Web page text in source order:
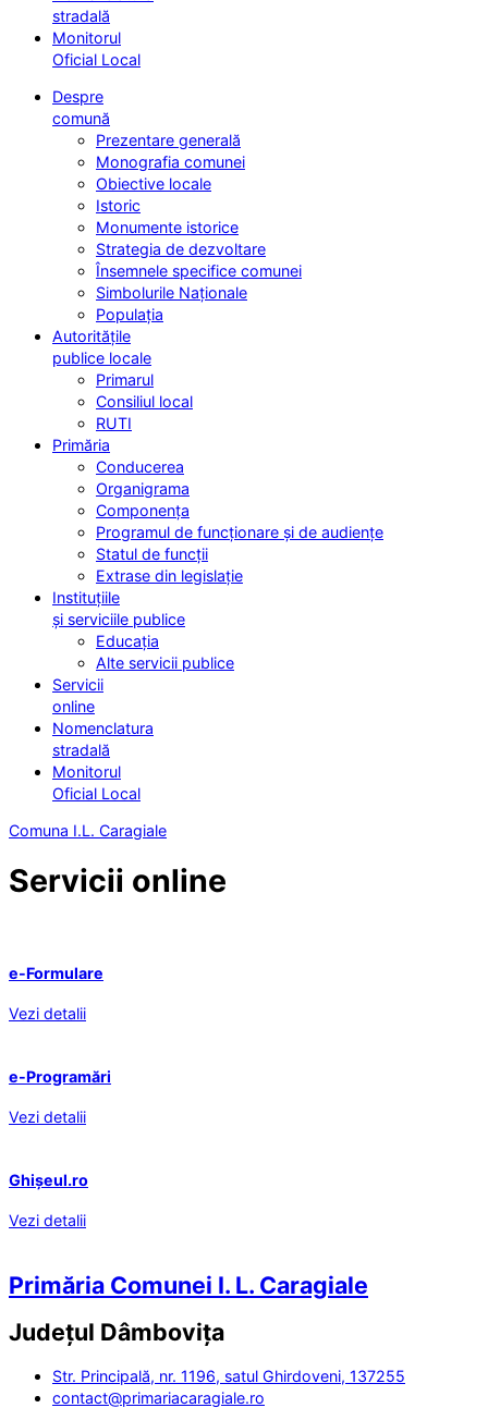
stradală
Monitorul
Oficial Local
Despre
comună
Prezentare generală
Monografia comunei
Obiective locale
Istoric
Monumente istorice
Strategia de dezvoltare
Însemnele specifice comunei
Simbolurile Naționale
Populația
Autoritățile
publice locale
Primarul
Consiliul local
RUTI
Primăria
Conducerea
Organigrama
Componența
Programul de funcționare și de audiențe
Statul de funcții
Extrase din legislație
Instituțiile
și serviciile publice
Educația
Alte servicii publice
Servicii
online
Nomenclatura
stradală
Monitorul
Oficial Local
Comuna I.L. Caragiale
Servicii online
e-Formulare
Vezi detalii
e-Programări
Vezi detalii
Ghișeul.ro
Vezi detalii
Primăria Comunei I. L. Caragiale
Județul Dâmbovița
Str. Principală, nr. 1196, satul Ghirdoveni, 137255
contact@primariacaragiale.ro